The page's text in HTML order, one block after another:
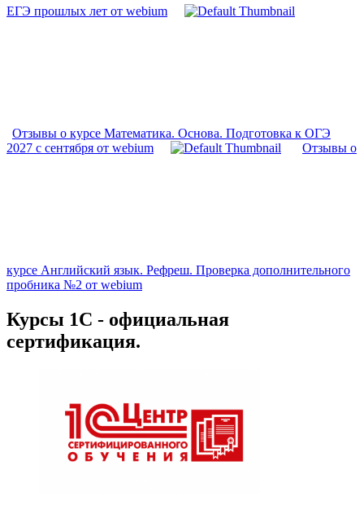
ЕГЭ прошлых лет от webium
Отзывы о курсе Математика. Основа. Подготовка к ОГЭ
2027 с сентября от webium
Отзывы о
курсе Английский язык. Рефреш. Проверка дополнительного
пробника №2 от webium
Курсы 1С - официальная
сертификация.